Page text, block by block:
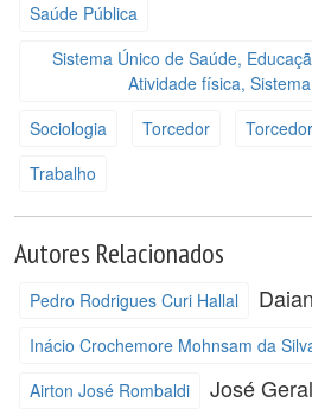
Saúde Pública
Sistema Único de Saúde,
Atividade física,
Sociologia
Torcedor
Trabalho
Autores Relacionados
Pedro Rodrigues Curi Hallal
Inácio Crochemore Mohnsam da
Airton José Rombaldi
José